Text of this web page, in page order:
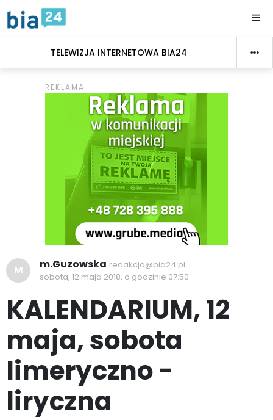
TELEWIZJA INTERNETOWA BIA24
M m.Guzowska redakcja@bia24.pl
sobota, 12 maja 2018, o godzinie 07:50
KALENDARIUM, 12
maja, sobota
limeryczno -
liryczna